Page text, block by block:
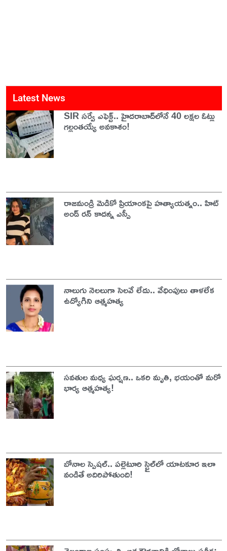
Latest News
SIR సర్వే ఎఫెక్ట్.. హైదరాబాద్‌లోనే 40 లక్షల ఓట్లు
గల్లంతయ్యే అవకాశం!
రాజమండ్రి మెడికో ప్రియాంకపై హత్యాయత్నం.. హిట్
అండ్ రన్ కాదన్న ఎస్పీ
నాలుగు నెలలుగా సెలవే లేదు.. వేధింపులు తాళలేక
ఉద్యోగిని ఆత్మహత్య
సవతుల మధ్య ఘర్షణ.. ఒకరి మృతి, భయంతో మరో
భార్య ఆత్మహత్య!
బోనాల స్పెషల్.. పల్లెటూరి స్టైల్‌లో యాటకూర ఇలా
వండితే అదిరిపోతుంది!